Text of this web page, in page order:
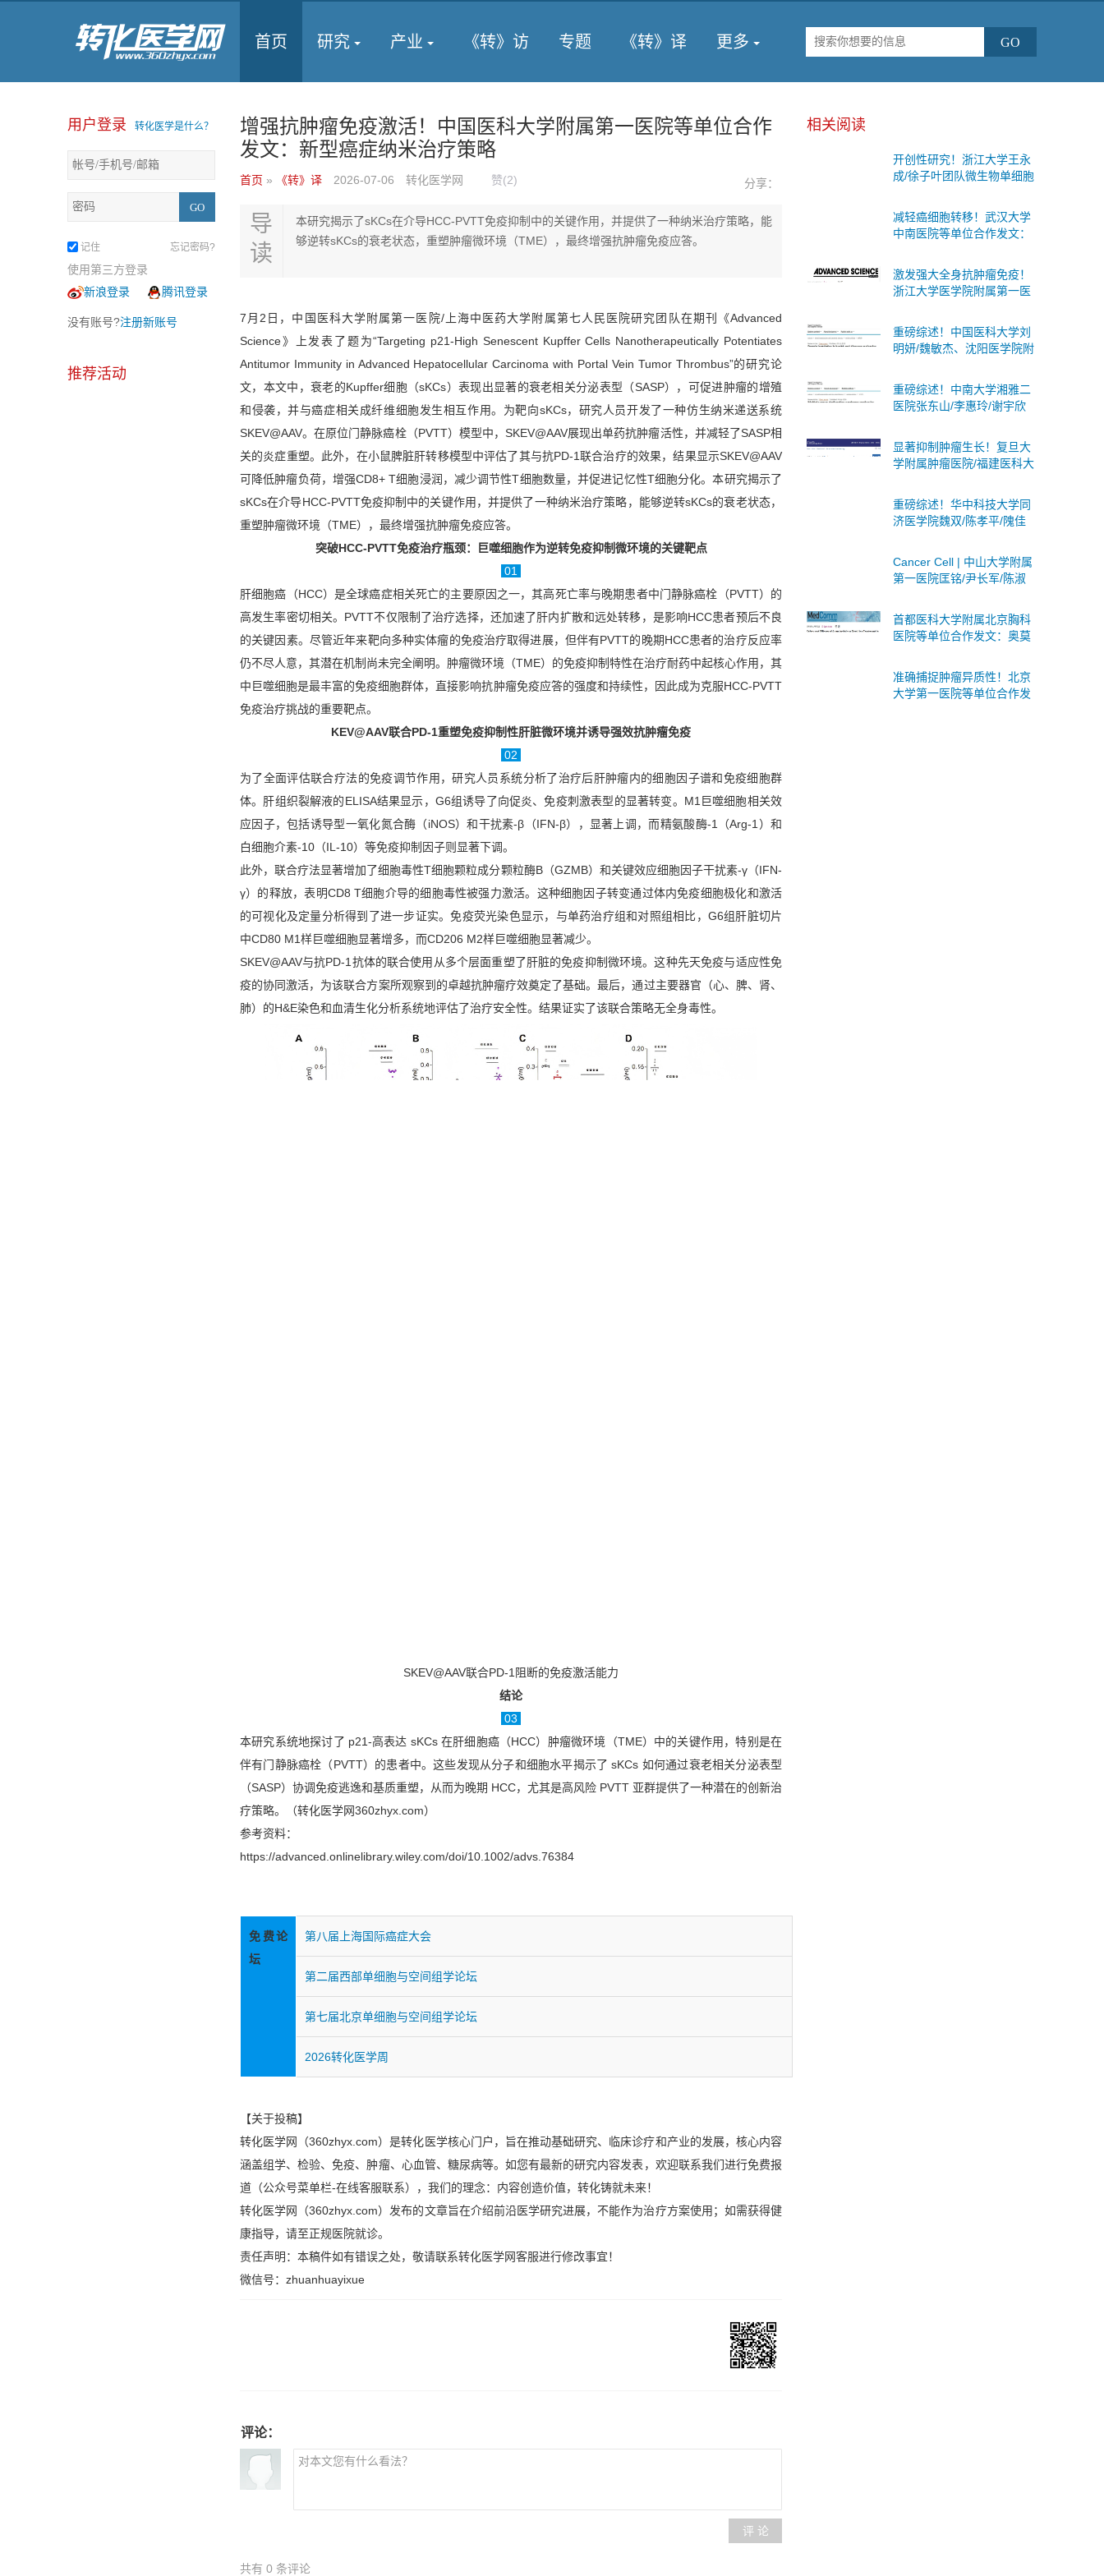
首页 研究 产业 《转》访 专题 《转》译 更多
用户登录 转化医学是什么？
记住 忘记密码?
使用第三方登录
新浪登录
腾讯登录
没有账号?注册新账号
推荐活动
增强抗肿瘤免疫激活！中国医科大学附属第一医院等单位合作
发文：新型癌症纳米治疗策略
首页 » 《转》译 2026-07-06 转化医学网 赞(2) 分享：
导
读
本研究揭示了sKCs在介导HCC-PVTT免疫抑制中的关键作用，并提供了一种纳米治疗策略，能
够逆转sKCs的衰老状态，重塑肿瘤微环境（TME），最终增强抗肿瘤免疫应答。
7月2日，中国医科大学附属第一医院/上海中医药大学附属第七人民医院研究团队在期刊《Advanced
Science》上发表了题为“Targeting p21-High Senescent Kupffer Cells Nanotherapeutically Potentiates
Antitumor Immunity in Advanced Hepatocellular Carcinoma with Portal Vein Tumor Thrombus”的研究论
文，本文中，衰老的Kupffer细胞（sKCs）表现出显著的衰老相关分泌表型（SASP），可促进肿瘤的增殖
和侵袭，并与癌症相关成纤维细胞发生相互作用。为靶向sKCs，研究人员开发了一种仿生纳米递送系统
SKEV@AAV。在原位门静脉癌栓（PVTT）模型中，SKEV@AAV展现出单药抗肿瘤活性，并减轻了SASP相
关的炎症重塑。此外，在小鼠脾脏肝转移模型中评估了其与抗PD-1联合治疗的效果，结果显示SKEV@AAV
可降低肿瘤负荷，增强CD8+ T细胞浸润，减少调节性T细胞数量，并促进记忆性T细胞分化。本研究揭示了
sKCs在介导HCC-PVTT免疫抑制中的关键作用，并提供了一种纳米治疗策略，能够逆转sKCs的衰老状态，
重塑肿瘤微环境（TME），最终增强抗肿瘤免疫应答。
突破HCC-PVTT免疫治疗瓶颈：巨噬细胞作为逆转免疫抑制微环境的关键靶点
01
肝细胞癌（HCC）是全球癌症相关死亡的主要原因之一，其高死亡率与晚期患者中门静脉癌栓（PVTT）的
高发生率密切相关。PVTT不仅限制了治疗选择，还加速了肝内扩散和远处转移，是影响HCC患者预后不良
的关键因素。尽管近年来靶向多种实体瘤的免疫治疗取得进展，但伴有PVTT的晚期HCC患者的治疗反应率
仍不尽人意，其潜在机制尚未完全阐明。肿瘤微环境（TME）的免疫抑制特性在治疗耐药中起核心作用，其
中巨噬细胞是最丰富的免疫细胞群体，直接影响抗肿瘤免疫应答的强度和持续性，因此成为克服HCC-PVTT
免疫治疗挑战的重要靶点。
KEV@AAV联合PD-1重塑免疫抑制性肝脏微环境并诱导强效抗肿瘤免疫
02
为了全面评估联合疗法的免疫调节作用，研究人员系统分析了治疗后肝肿瘤内的细胞因子谱和免疫细胞群
体。肝组织裂解液的ELISA结果显示，G6组诱导了向促炎、免疫刺激表型的显著转变。M1巨噬细胞相关效
应因子，包括诱导型一氧化氮合酶（iNOS）和干扰素-β（IFN-β），显著上调，而精氨酸酶-1（Arg-1）和
白细胞介素-10（IL-10）等免疫抑制因子则显著下调。
此外，联合疗法显著增加了细胞毒性T细胞颗粒成分颗粒酶B（GZMB）和关键效应细胞因子干扰素-γ（IFN-
γ）的释放，表明CD8 T细胞介导的细胞毒性被强力激活。这种细胞因子转变通过体内免疫细胞极化和激活
的可视化及定量分析得到了进一步证实。免疫荧光染色显示，与单药治疗组和对照组相比，G6组肝脏切片
中CD80 M1样巨噬细胞显著增多，而CD206 M2样巨噬细胞显著减少。
SKEV@AAV与抗PD-1抗体的联合使用从多个层面重塑了肝脏的免疫抑制微环境。这种先天免疫与适应性免
疫的协同激活，为该联合方案所观察到的卓越抗肿瘤疗效奠定了基础。最后，通过主要器官（心、脾、肾、
肺）的H&E染色和血清生化分析系统地评估了治疗安全性。结果证实了该联合策略无全身毒性。
SKEV@AAV联合PD-1阻断的免疫激活能力
结论
03
本研究系统地探讨了 p21-高表达 sKCs 在肝细胞癌（HCC）肿瘤微环境（TME）中的关键作用，特别是在
伴有门静脉癌栓（PVTT）的患者中。这些发现从分子和细胞水平揭示了 sKCs 如何通过衰老相关分泌表型
（SASP）协调免疫逃逸和基质重塑，从而为晚期 HCC，尤其是高风险 PVTT 亚群提供了一种潜在的创新治
疗策略。（转化医学网360zhyx.com）
参考资料：
https://advanced.onlinelibrary.wiley.com/doi/10.1002/advs.76384
免费论
坛
第八届上海国际癌症大会
第二届西部单细胞与空间组学论坛
第七届北京单细胞与空间组学论坛
2026转化医学周
【关于投稿】
转化医学网（360zhyx.com）是转化医学核心门户，旨在推动基础研究、临床诊疗和产业的发展，核心内容
涵盖组学、检验、免疫、肿瘤、心血管、糖尿病等。如您有最新的研究内容发表，欢迎联系我们进行免费报
道（公众号菜单栏-在线客服联系），我们的理念：内容创造价值，转化铸就未来！
转化医学网（360zhyx.com）发布的文章旨在介绍前沿医学研究进展，不能作为治疗方案使用；如需获得健
康指导，请至正规医院就诊。
责任声明：本稿件如有错误之处，敬请联系转化医学网客服进行修改事宜！
微信号：zhuanhuayixue
评论：
评 论
共有 0 条评论
相关阅读
开创性研究！浙江大学王永
成/徐子叶团队微生物单细胞
差异”与糖尿病代谢变化的内
在联系
减轻癌细胞转移！武汉大学
中南医院等单位合作发文：
策略
激发强大全身抗肿瘤免疫！
浙江大学医学院附属第一医
疗联合疗法
重磅综述！中国医科大学刘
明妍/魏敏杰、沈阳医学院附
述蛋白质乳酸化：分子机
制、生物学意义及临床意义
重磅综述！中南大学湘雅二
医院张东山/李惠玲/谢宇欣
碍综合征：分子机制与治疗
策略
显著抑制肿瘤生长！复旦大
学附属肿瘤医院/福建医科大
治疗的潜在靶点
重磅综述！华中科技大学同
济医学院魏双/陈孝平/隗佳
从T细胞到干细胞的全面突
破与未来展望
Cancer Cell | 中山大学附属
第一医院匡铭/尹长军/陈淑
激活局部乙肝病毒B细胞应
答
首都医科大学附属北京胸科
医院等单位合作发文：奥莫
的安全性和有效性
准确捕捉肿瘤异质性！北京
大学第一医院等单位合作发